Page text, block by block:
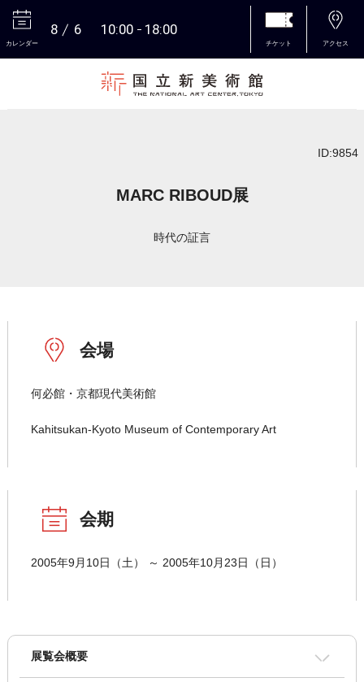
カレンダー
8 6 10:00 18:00
チケット アクセス
ID:9854
MARC RIBOUD展
時代の証言
会場
何必館・京都現代美術館
Kahitsukan-Kyoto Museum of Contemporary Art
会期
2005年9月10日（土） ～ 2005年10月23日（日）
展覧会概要